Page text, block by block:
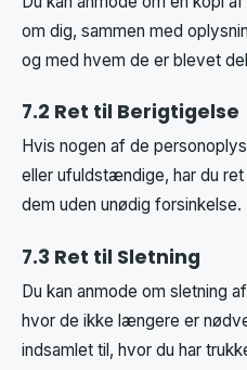
om dig, sammen med
og med hvem de er blevet
7.2 Ret til Berigtigelse
Hvis nogen af de
eller ufuldstændige, har du
dem uden unødig forsinkelse.
7.3 Ret til Sletning
Du kan anmode om sletning
hvor de ikke længere er
indsamlet til, hvor du har